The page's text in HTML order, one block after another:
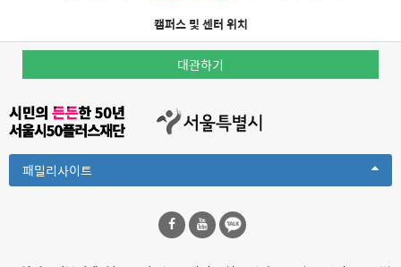
캠퍼스 및 센터 위치
대관하기
패밀리사이트Toggle
Dropdown